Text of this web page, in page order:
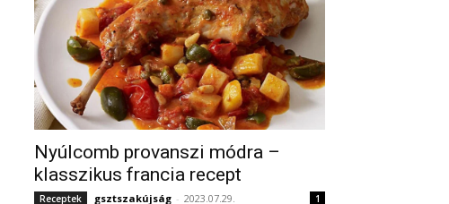
Nyúlcomb provanszi módra –
klasszikus francia recept
Receptek gsztszakújság - 2023.07.29. 1